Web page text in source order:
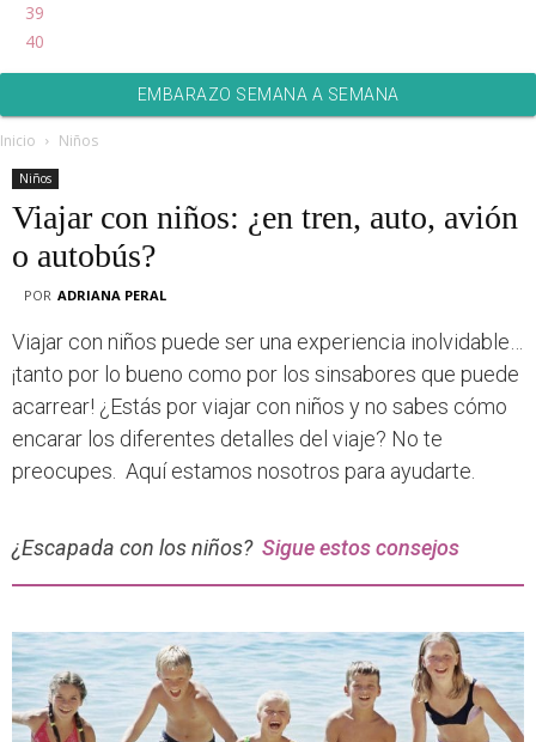
39
40
EMBARAZO SEMANA A SEMANA
Inicio Niños
Niños
Viajar con niños: ¿en tren, auto, avión
o autobús?
POR ADRIANA PERAL
Viajar con niños puede ser una experiencia inolvidable…
¡tanto por lo bueno como por los sinsabores que puede
acarrear! ¿Estás por viajar con niños y no sabes cómo
encarar los diferentes detalles del viaje? No te
preocupes. Aquí estamos nosotros para ayudarte.
¿Escapada con los niños? Sigue estos consejos